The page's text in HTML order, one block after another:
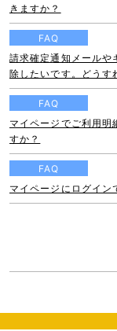
きますか？
FAQ
請求確定通知メールや
除したいです。どうす
FAQ
マイページでご利用明
すか？
FAQ
マイページにログイン